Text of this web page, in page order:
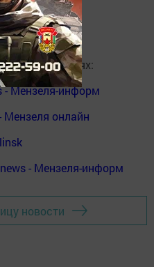
MАХ:
сетях:
- Мензеля-информ
Мензеля онлайн
- Мензеля-информ
новости